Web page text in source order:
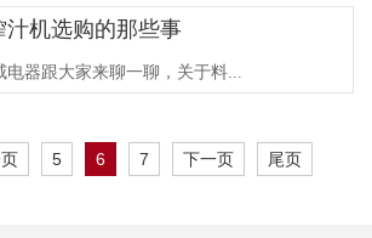
汁机选购的那些事
电器跟大家来聊一聊，关于料...
页 5 6 7 下一页 尾页